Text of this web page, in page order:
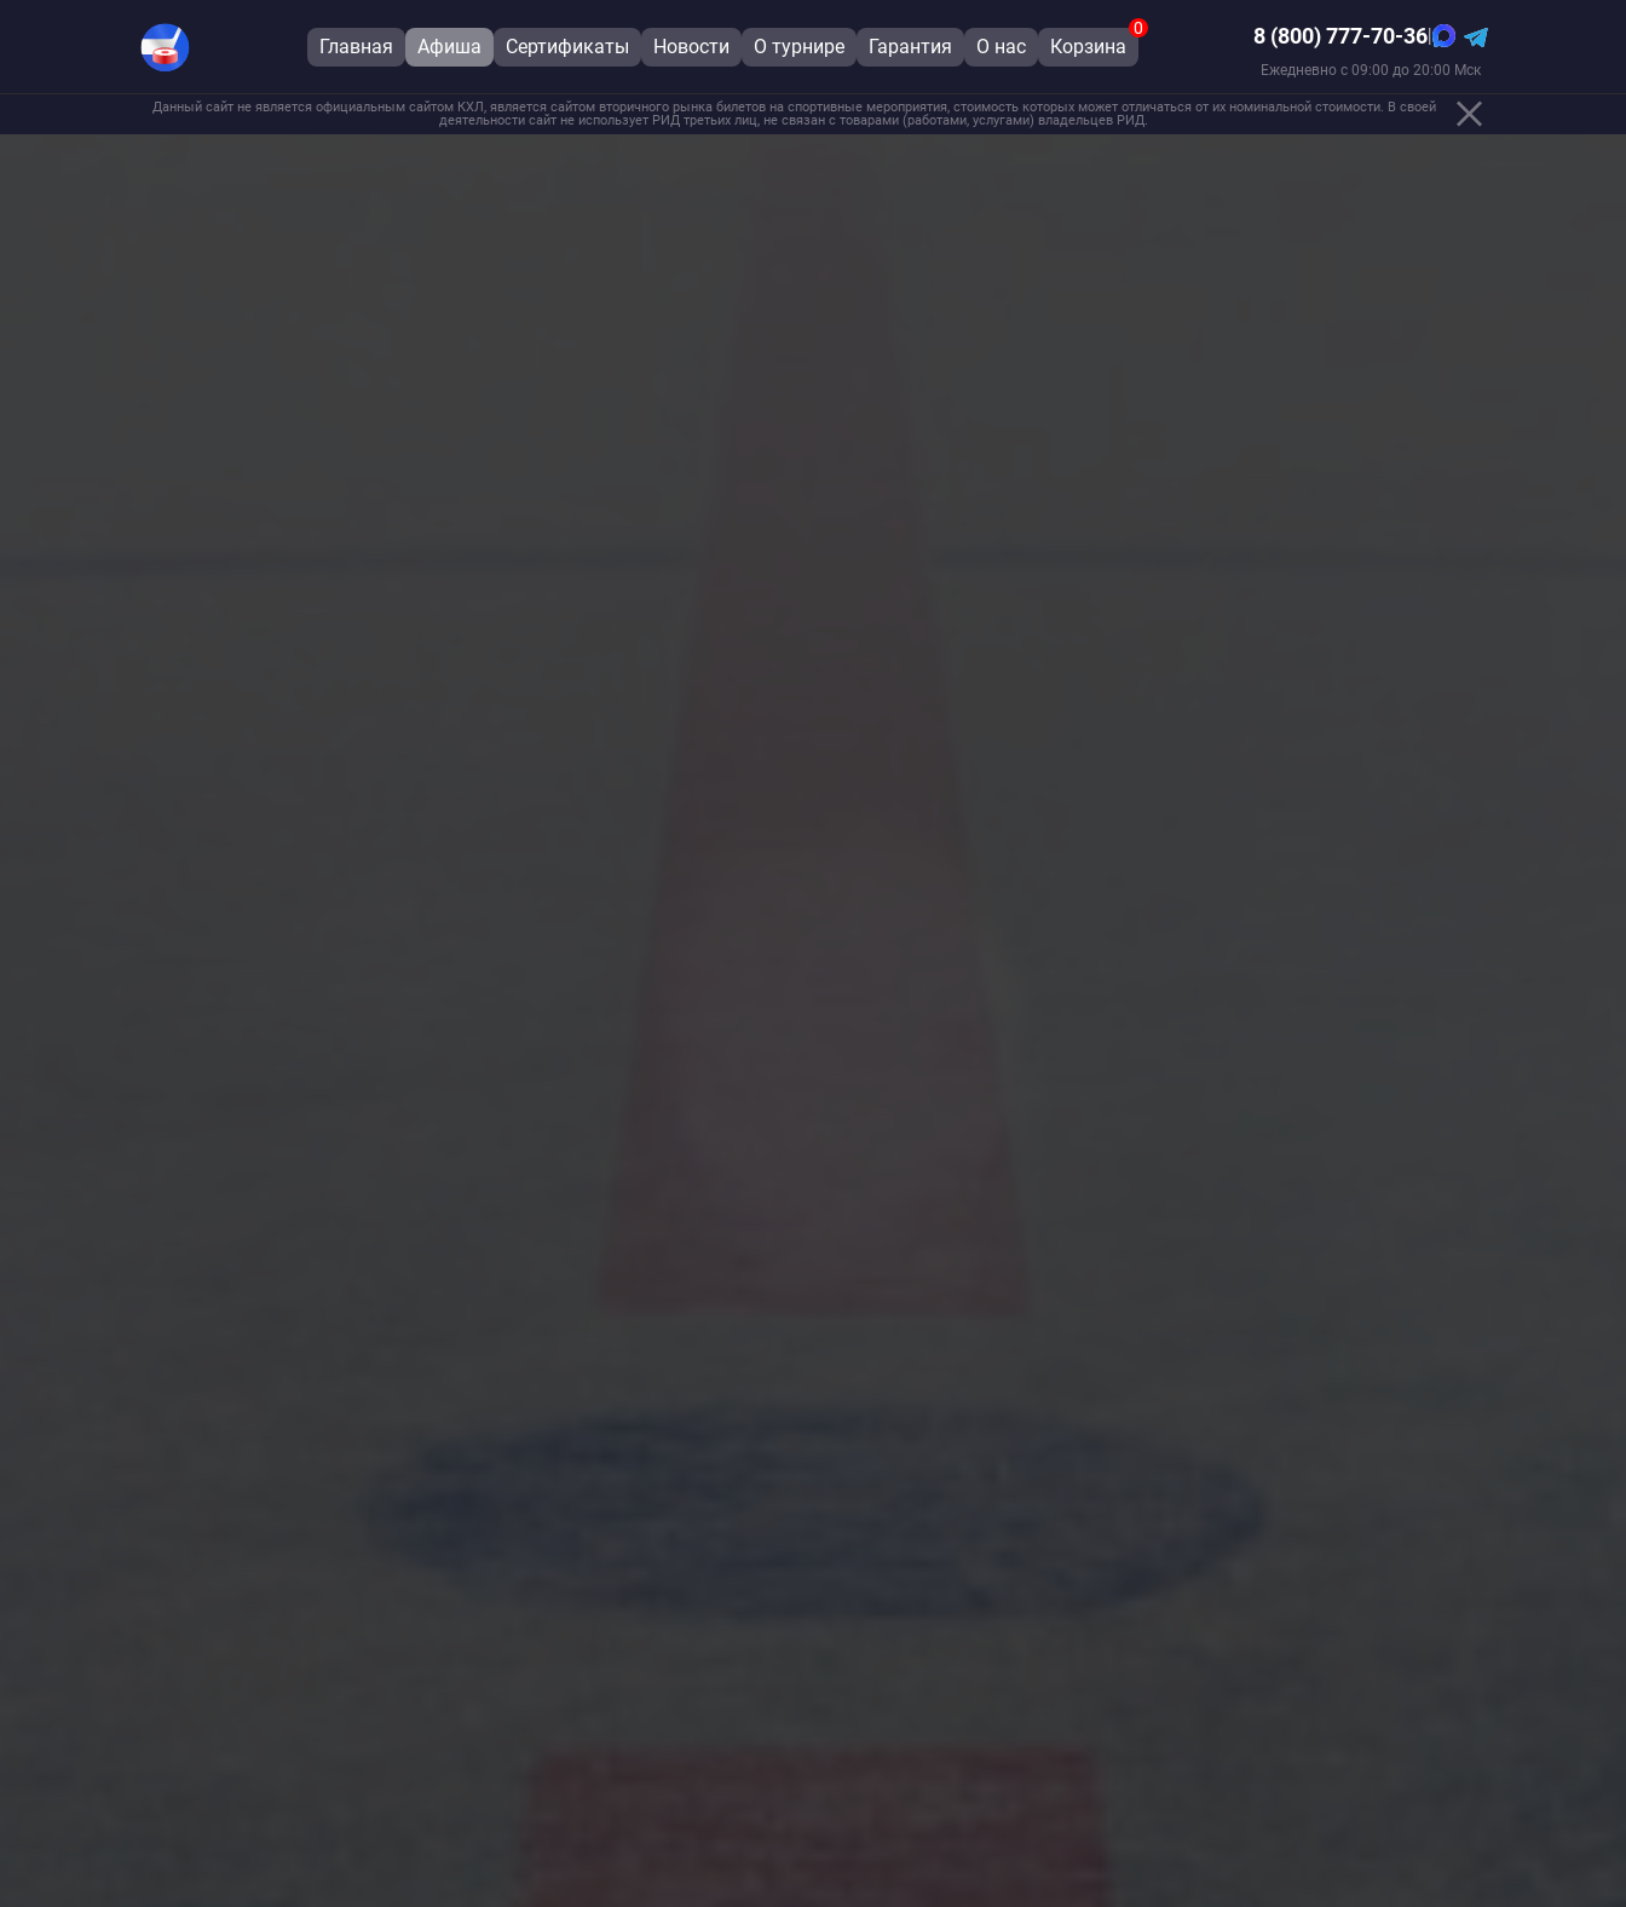
Главная Афиша Сертификаты Новости О турнире Гарантия О нас Корзина
0 8 (800) 777-70-36|
Ежедневно с 09:00 до 20:00 Мск
Данный сайт не является официальным сайтом КХЛ, является сайтом вторичного рынка билетов на спортивные мероприятия, стоимость которых может отличаться от их номинальной стоимости. В своей
деятельности сайт не использует РИД третьих лиц, не связан с товарами (работами, услугами) владельцев РИД.